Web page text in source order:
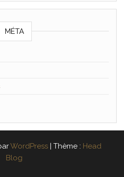
MÉTA
WordPress | Thème : Head
Blog